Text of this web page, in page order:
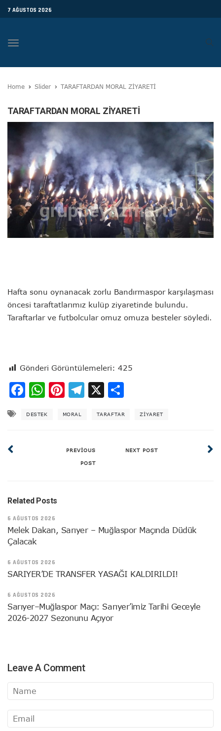
7 AĞUSTOS 2026
Toggle
Home Slider TARAFTARDAN MORAL ZİYARETİ
TARAFTARDAN MORAL ZİYARETİ
Hafta sonu oynanacak zorlu Bandırmaspor karşılaşması
öncesi taraftatlarımız kulüp ziyaretinde bulundu.
Taraftarlar ve futbolcular omuz omuza besteler söyledi.
Gönderi Görüntülemeleri: 425
Facebook
WhatsApp
Pinterest
Telegram
X
DESTEK MORAL TARAFTAR ZIYARET
PREVIOUS
POST
NEXT POST
Related Posts
6 AĞUSTOS 2026
Melek Dakan, Sarıyer – Muğlaspor Maçında Düdük
Çalacak
6 AĞUSTOS 2026
SARIYER’DE TRANSFER YASAĞI KALDIRILDI!
6 AĞUSTOS 2026
Sarıyer–Muğlaspor Maçı: Sarıyer’imiz Tarihi Geceyle
2026-2027 Sezonunu Açıyor
Leave A Comment